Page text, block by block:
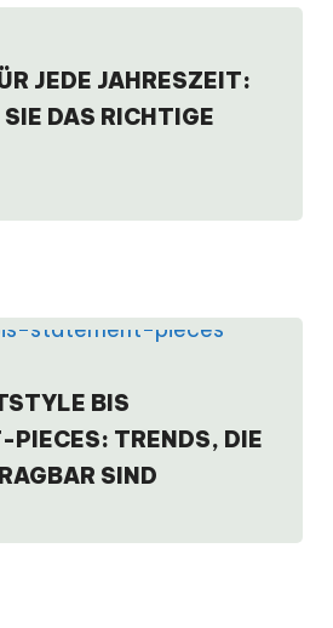
JEDE JAHRESZEIT:
DAS RICHTIGE
BIS
PIECES: TRENDS, DIE
SIND